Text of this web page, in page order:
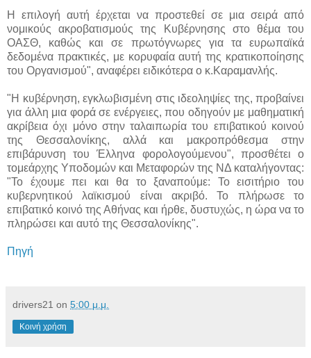
Η επιλογή αυτή έρχεται να προστεθεί σε μια σειρά από
νομικούς ακροβατισμούς της Κυβέρνησης στο θέμα του
ΟΑΣΘ, καθώς και σε πρωτόγνωρες για τα ευρωπαϊκά
δεδομένα πρακτικές, με κορυφαία αυτή της κρατικοποίησης
του Οργανισμού", αναφέρει ειδικότερα ο κ.Καραμανλής.
"Η κυβέρνηση, εγκλωβισμένη στις ιδεοληψίες της, προβαίνει
για άλλη μια φορά σε ενέργειες, που οδηγούν με μαθηματική
ακρίβεια όχι μόνο στην ταλαιπωρία του επιβατικού κοινού
της Θεσσαλονίκης, αλλά και μακροπρόθεσμα στην
επιβάρυνση του Έλληνα φορολογούμενου", προσθέτει ο
τομεάρχης Υποδομών και Μεταφορών της ΝΔ καταλήγοντας:
"Το έχουμε πει και θα το ξαναπούμε: Το εισιτήριο του
κυβερνητικού λαϊκισμού είναι ακριβό. Το πλήρωσε το
επιβατικό κοινό της Αθήνας και ήρθε, δυστυχώς, η ώρα να το
πληρώσει και αυτό της Θεσσαλονίκης".
Πηγή
drivers21 on 5:00 μ.μ.
Κοινή χρήση